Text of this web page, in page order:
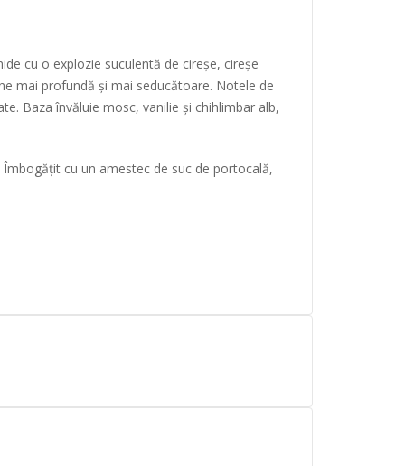
cu o explozie suculentă de cireșe, cireșe
mai profundă și mai seducătoare. Notele de
Baza învăluie mosc, vanilie și chihlimbar alb,
cu un amestec de suc de portocală,